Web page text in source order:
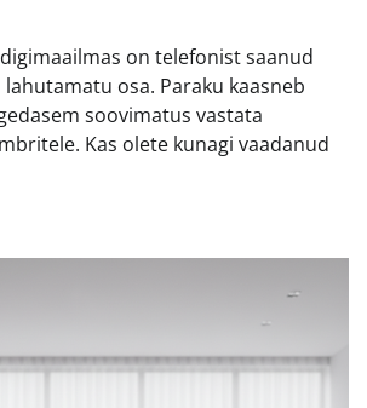
on telefonist saanud
osa. Paraku kaasneb
soovimatus vastata
Kas olete kunagi vaadanud